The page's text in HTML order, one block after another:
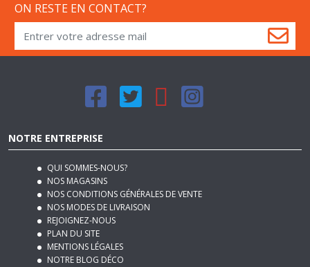
ON RESTE EN CONTACT?
NOTRE ENTREPRISE
QUI SOMMES-NOUS?
NOS MAGASINS
NOS CONDITIONS GÉNÉRALES DE VENTE
NOS MODES DE LIVRAISON
REJOIGNEZ-NOUS
PLAN DU SITE
MENTIONS LÉGALES
NOTRE BLOG DÉCO